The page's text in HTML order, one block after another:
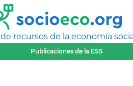
recursos de la economía
Publicaciones de la ESS